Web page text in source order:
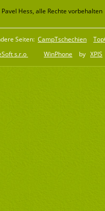
Hess, alle Rechte vorbehalten
Seiten: CampTschechien
s.r.o WinPhone by XPIS